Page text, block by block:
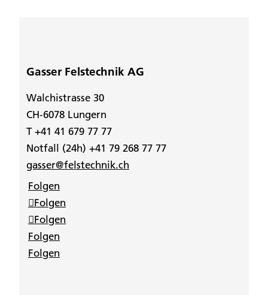
Gasser Felstechnik AG
Walchistrasse 30
CH-6078 Lungern
T +41 41 679 77 77
Notfall (24h) +41 79 268 77 77
gasser@felstechnik.ch
Folgen
Folgen
Folgen
Folgen
Folgen